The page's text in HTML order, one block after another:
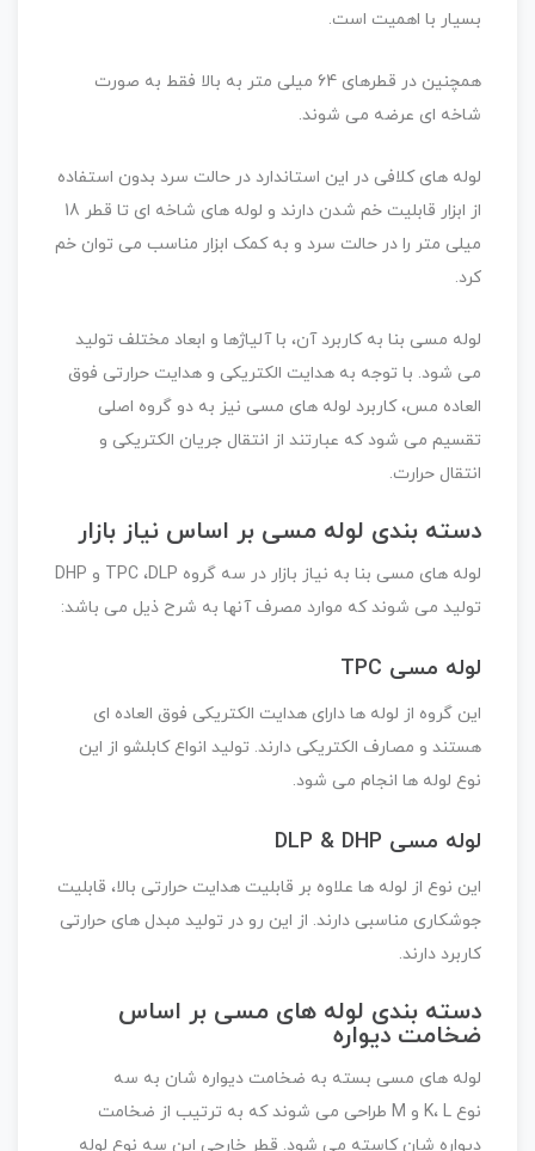
بسیار با اهمیت است.
همچنین در قطرهای 64 میلی متر به بالا فقط به صورت
شاخه ای عرضه می شوند.
لوله های کلافی در این استاندارد در حالت سرد بدون استفاده
از ابزار قابلیت خم شدن دارند و لوله های شاخه ای تا قطر 18
میلی متر را در حالت سرد و به کمک ابزار مناسب می توان خم
کرد.
لوله مسی بنا به کاربرد آن، با آلیاژها و ابعاد مختلف تولید
می شود. با توجه به هدایت الکتریکی و هدایت حرارتی فوق
العاده مس، کاربرد لوله های مسی نیز به دو گروه اصلی
تقسیم می شود که عبارتند از انتقال جریان الکتریکی و
انتقال حرارت.
دسته بندی لوله مسی بر اساس نیاز بازار
لوله های مسی بنا به نیاز بازار در سه گروه TPC ،DLP و DHP
تولید می شوند که موارد مصرف آنها به شرح ذیل می باشد:
لوله مسی TPC
این گروه از لوله ها دارای هدایت الکتریکی فوق العاده ای
هستند و مصارف الکتریکی دارند. تولید انواع کابلشو از این
نوع لوله ها انجام می شود.
لوله مسی DLP & DHP
این نوع از لوله ها علاوه بر قابلیت هدایت حرارتی بالا، قابلیت
جوشکاری مناسبی دارند. از این رو در تولید مبدل های حرارتی
کاربرد دارند.
دسته بندی لوله های مسی بر اساس
ضخامت دیواره
لوله های مسی بسته به ضخامت دیواره شان به سه
نوع K، L و M طراحی می شوند که به ترتیب از ضخامت
دیواره شان کاسته می شود. قطر خارجی این سه نوع لوله